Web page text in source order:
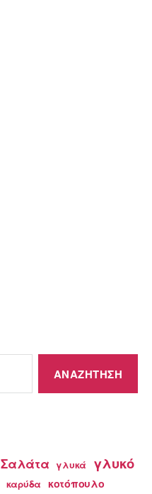
Σαλάτα γλυκά γλυκό
καρύδα κοτόπουλο